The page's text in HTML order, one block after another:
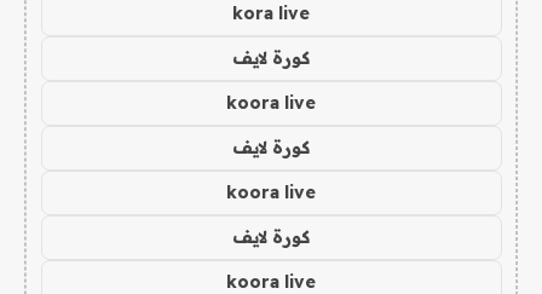
kora live
كورة لايف
koora live
كورة لايف
koora live
كورة لايف
koora live